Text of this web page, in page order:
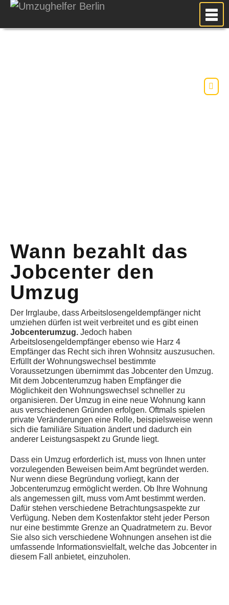
Wann bezahlt das
Jobcenter den
Umzug
Der Irrglaube, dass Arbeitslosengeldempfänger nicht
umziehen dürfen ist weit verbreitet und es gibt einen
Jobcenterumzug. Jedoch haben
Arbeitslosengeldempfänger ebenso wie Harz 4
Empfänger das Recht sich ihren Wohnsitz auszusuchen.
Erfüllt der Wohnungswechsel bestimmte
Voraussetzungen übernimmt das Jobcenter den Umzug.
Mit dem Jobcenterumzug haben Empfänger die
Möglichkeit den Wohnungswechsel schneller zu
organisieren. Der Umzug in eine neue Wohnung kann
aus verschiedenen Gründen erfolgen. Oftmals spielen
private Veränderungen eine Rolle, beispielsweise wenn
sich die familiäre Situation ändert und dadurch ein
anderer Leistungsaspekt zu Grunde liegt.
Dass ein Umzug erforderlich ist, muss von Ihnen unter
vorzulegenden Beweisen beim Amt begründet werden.
Nur wenn diese Begründung vorliegt, kann der
Jobcenterumzug ermöglicht werden. Ob Ihre Wohnung
als angemessen gilt, muss vom Amt bestimmt werden.
Dafür stehen verschiedene Betrachtungsaspekte zur
Verfügung. Neben dem Kostenfaktor steht jeder Person
nur eine bestimmte Grenze an Quadratmetern zu. Bevor
Sie also sich verschiedene Wohnungen ansehen ist die
umfassende Informationsvielfalt, welche das Jobcenter in
diesem Fall anbietet, einzuholen.